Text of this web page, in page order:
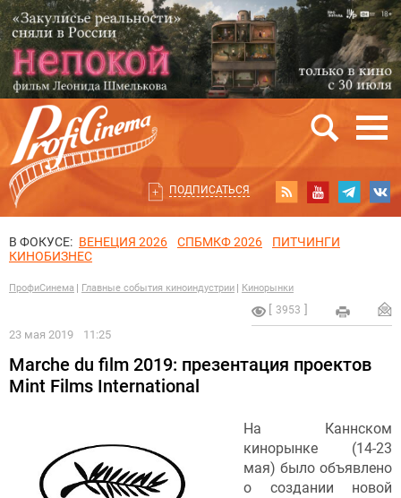
ПОДПИСАТЬСЯ
В ФОКУСЕ: ВЕНЕЦИЯ 2026 СПБМКФ 2026
ПИТЧИНГИ
КИНОБИЗНЕС
ПрофиСинема Главные события киноиндустрии Кинорынки
3953
23 мая 2019 11:25
Marche du film 2019: презентация проектов
Mint Films International
На Каннском
кинорынке (14-23
мая) было объявлено
о создании новой